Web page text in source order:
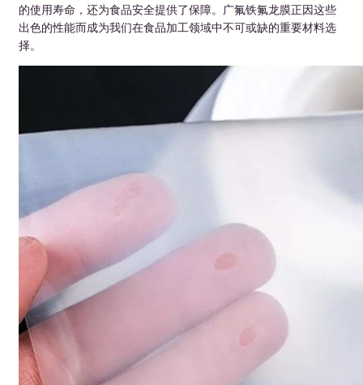
的使用寿命，还为食品安全提供了保障。广氟铁氟龙膜正因这些
出色的性能而成为我们在食品加工领域中不可或缺的重要材料选
择。